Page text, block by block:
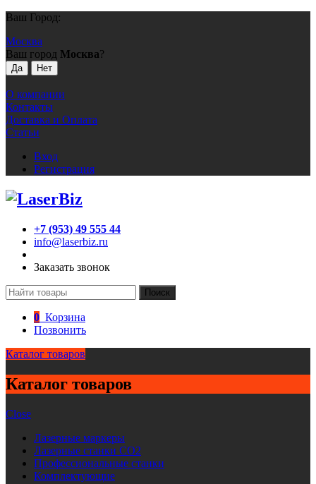
Ваш Город:
Москва
Ваш город Москва?
О компании
Контакты
Доставка и Оплата
Статьи
Вход
Регистрация
+7 (953) 49 555 44
info@laserbiz.ru
Заказать звонок
Поиск
0 Корзина
Позвонить
Каталог товаров
Каталог товаров
Close
Лазерные маркеры
Лазерные станки CO2
Профессиональные станки
Комплектующие